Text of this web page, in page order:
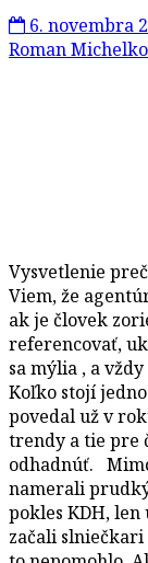
6. novembra
Roman Michelko
Vysvetlenie
Viem, že
ak je človek
referencovať,
sa mýlia , a
Koľko stojí
povedal už v
trendy a tie pre
odhadnúť.
namerali
pokles KDH,
začali